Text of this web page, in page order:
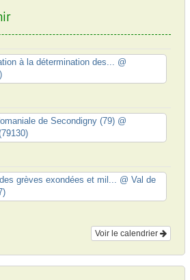
à la détermination des... @
de Secondigny (79) @
grèves exondées et mil... @ Val de
Voir le calendrier